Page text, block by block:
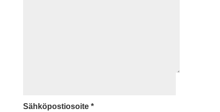
Sähköpostiosoite *